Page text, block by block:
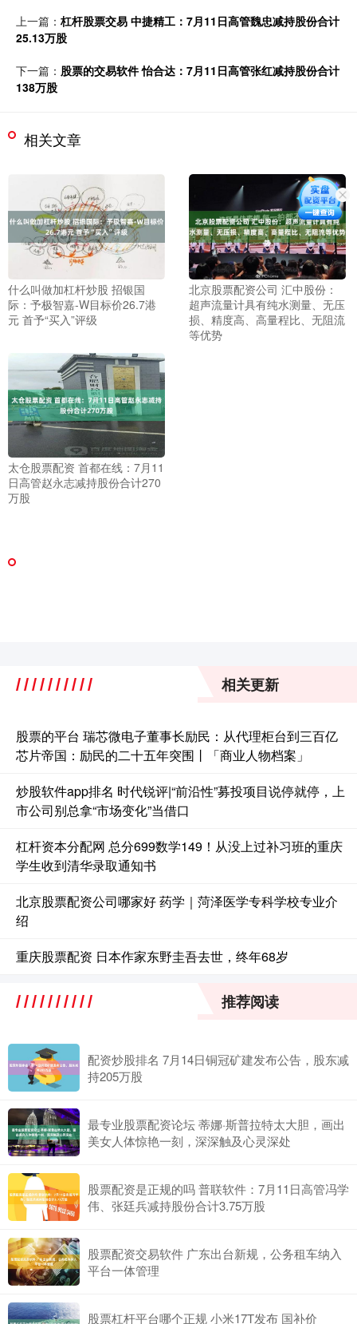
上一篇： 杠杆股票交易 中捷精工：7月11日高管魏忠减持股份合计
25.13万股
下一篇： 股票的交易软件 怡合达：7月11日高管张红减持股份合计
138万股
相关文章
什么叫做加杠杆炒股 招银国
际：予极智嘉-W目标价26.7港
元 首予“买入”评级
北京股票配资公司 汇中股份：
超声流量计具有纯水测量、无压
损、精度高、高量程比、无阻流
等优势
太仓股票配资 首都在线：7月11
日高管赵永志减持股份合计270
万股
相关更新
股票的平台 瑞芯微电子董事长励民：从代理柜台到三百亿
芯片帝国：励民的二十五年突围丨「商业人物档案」
炒股软件app排名 时代锐评|“前沿性”募投项目说停就停，上
市公司别总拿“市场变化”当借口
杠杆资本分配网 总分699数学149！从没上过补习班的重庆
学生收到清华录取通知书
北京股票配资公司哪家好 药学｜菏泽医学专科学校专业介
绍
重庆股票配资 日本作家东野圭吾去世，终年68岁
推荐阅读
配资炒股排名 7月14日铜冠矿建发布公告，股东减
持205万股
最专业股票配资论坛 蒂娜·斯普拉特太大胆，画出
美女人体惊艳一刻，深深触及心灵深处
股票配资是正规的吗 普联软件：7月11日高管冯学
伟、张廷兵减持股份合计3.75万股
股票配资交易软件 广东出台新规，公务租车纳入
平台一体管理
股票杠杆平台哪个正规 小米17T发布 国补价